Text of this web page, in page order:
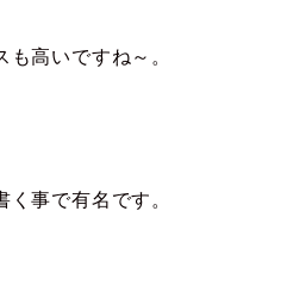
高いですね～。
事で有名です。